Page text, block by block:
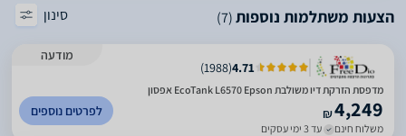
הצעות משתלמות נוספות(7) סינון
מודעה
4.71
(
1988
)
מדפסת ‏הזרקת דיו ‏משולבת EcoTank L6570‎ Epson אפסון
4,249
₪
משלוח חינם עד 3 ימי עסקים
לפרטים נוספים